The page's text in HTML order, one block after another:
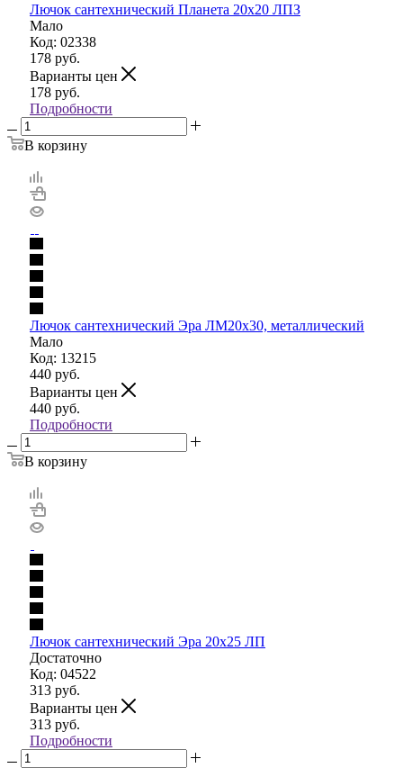
Лючок сантехнический Планета 20х20 ЛПЗ
Мало
Код: 02338
178 руб.
Варианты цен
178 руб.
Подробности
В корзину
Лючок сантехнический Эра ЛМ20х30, металлический
Мало
Код: 13215
440 руб.
Варианты цен
440 руб.
Подробности
В корзину
Лючок сантехнический Эра 20х25 ЛП
Достаточно
Код: 04522
313 руб.
Варианты цен
313 руб.
Подробности